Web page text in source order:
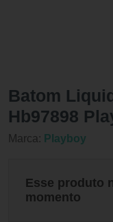
Batom
Hb97898
Marca: Playboy
Esse produto
momento